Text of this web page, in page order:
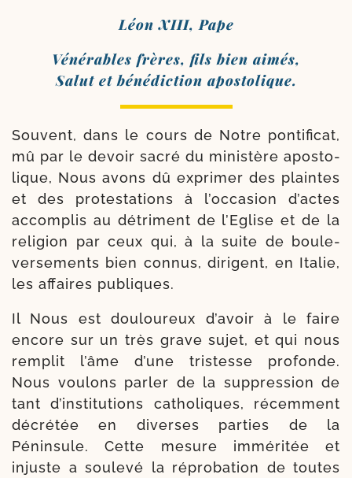
Léon XIII, Pape
Vénérables frères, fils bien aimés,
Salut et béné­dic­tion apostolique.
Souvent, dans le cours de Notre pon­ti­fi­cat,
mû par le devoir sacré du minis­tère apos­to­
lique, Nous avons dû expri­mer des plaintes
et des pro­tes­ta­tions à l’occasion d’actes
accom­plis au détri­ment de l’Eglise et de la
reli­gion par ceux qui, à la suite de bou­le­
ver­se­ments bien connus, dirigent, en Italie,
les affaires publiques.
Il Nous est dou­lou­reux d’avoir à le faire
encore sur un très grave sujet, et qui nous
rem­plit l’âme d’une tris­tesse pro­fonde.
Nous vou­lons par­ler de la sup­pres­sion de
tant d’institutions catho­liques, récem­ment
décré­tée en diverses par­ties de la
Péninsule. Cette mesure immé­ri­tée et
injuste a sou­le­vé la répro­ba­tion de toutes